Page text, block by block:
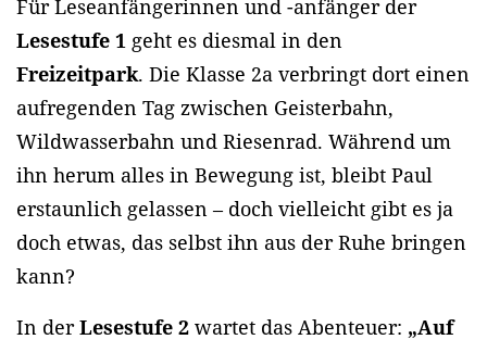
Für Leseanfängerinnen und -anfänger der
Lesestufe 1 geht es diesmal in den
Freizeitpark. Die Klasse 2a verbringt dort einen
aufregenden Tag zwischen Geisterbahn,
Wildwasserbahn und Riesenrad. Während um
ihn herum alles in Bewegung ist, bleibt Paul
erstaunlich gelassen – doch vielleicht gibt es ja
doch etwas, das selbst ihn aus der Ruhe bringen
kann?
In derLesestufe 2 wartet das Abenteuer: „Auf